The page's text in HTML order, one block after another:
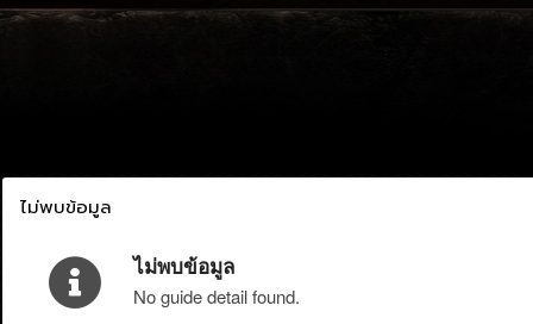
ไม่พบข้อมูล
ไม่พบข้อมูล
No guide detail found.